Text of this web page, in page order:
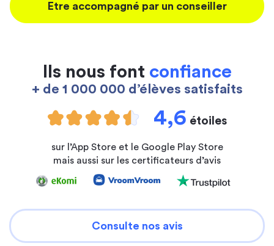
Etre accompagné par un conseiller
Ils nous font confiance
+ de 1 000 000 d’élèves satisfaits
4,6 étoiles
sur l’App Store et le Google Play Store
mais aussi sur les certificateurs d’avis
Consulte nos avis